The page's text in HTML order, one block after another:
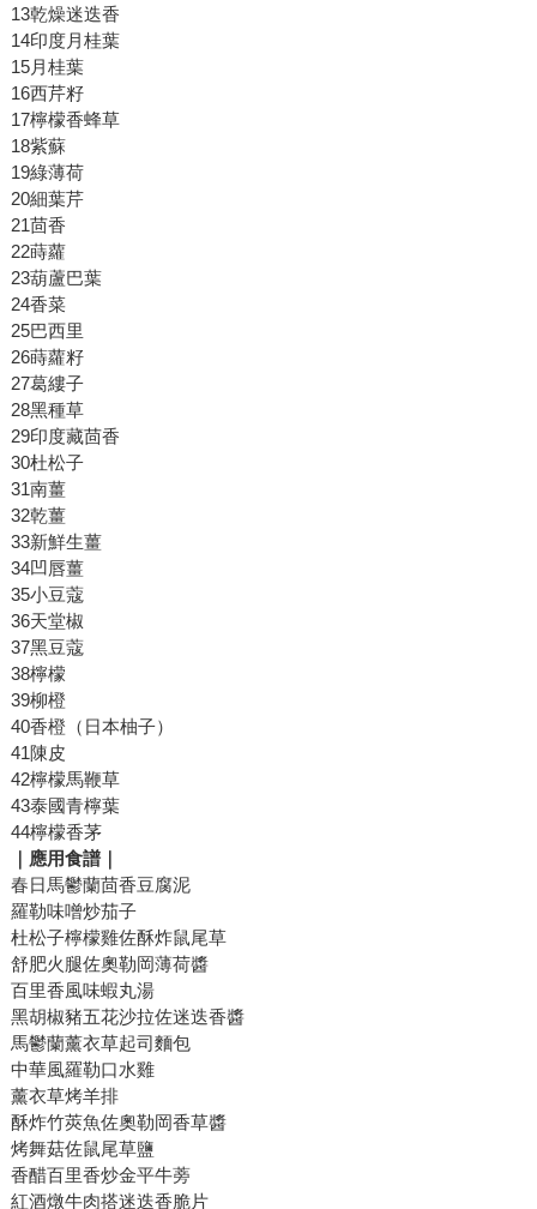
13乾燥迷迭香
14印度月桂葉
15月桂葉
16西芹籽
17檸檬香蜂草
18紫蘇
19綠薄荷
20細葉芹
21茴香
22蒔蘿
23葫蘆巴葉
24香菜
25巴西里
26蒔蘿籽
27葛縷子
28黑種草
29印度藏茴香
30杜松子
31南薑
32乾薑
33新鮮生薑
34凹唇薑
35小豆蔻
36天堂椒
37黑豆蔻
38檸檬
39柳橙
40香橙（日本柚子）
41陳皮
42檸檬馬鞭草
43泰國青檸葉
44檸檬香茅
｜應用食譜｜
春日馬鬱蘭茴香豆腐泥
羅勒味噌炒茄子
杜松子檸檬雞佐酥炸鼠尾草
舒肥火腿佐奧勒岡薄荷醬
百里香風味蝦丸湯
黑胡椒豬五花沙拉佐迷迭香醬
馬鬱蘭薰衣草起司麵包
中華風羅勒口水雞
薰衣草烤羊排
酥炸竹莢魚佐奧勒岡香草醬
烤舞菇佐鼠尾草鹽
香醋百里香炒金平牛蒡
紅酒燉牛肉搭迷迭香脆片